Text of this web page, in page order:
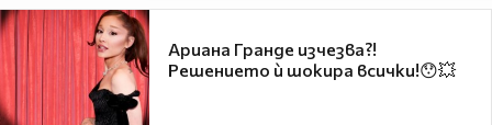
Ариана Гранде изчезва?!
Решението ѝ шокира всички!😯💥